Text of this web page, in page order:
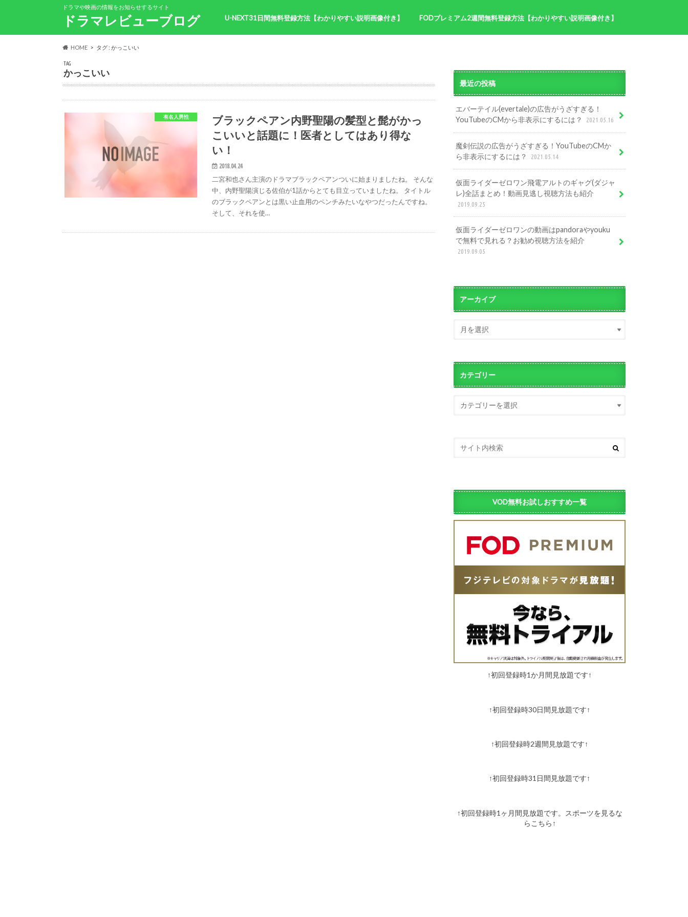
ドラマや映画の情報をお知らせするサイト
ドラマレビューブログ U-NEXT31日間無料登録方法【わかりやすい説明画像付き】 FODプレミアム2週間無料登録方法【わかりやすい説明画像付き】
NHK朝ドラ半分青い記事まとめ
サイトマップ
HOME タグ : かっこいい
TAG
かっこいい
有名人男性
ブラックペアン内野聖陽の髪型と髭がかっ
こいいと話題に！医者としてはあり得な
い！
2018.04.24
二宮和也さん主演のドラマブラックペアンついに始まりましたね。 そんな
中、内野聖陽演じる佐伯が1話からとても目立っていましたね。 タイトル
のブラックペアンとは黒い止血用のペンチみたいなやつだったんですね。
そして、それを使…
最近の投稿
エバーテイル(evertale)の広告がうざすぎる！
YouTubeのCMから非表示にするには？
2021.05.16
魔剣伝説の広告がうざすぎる！YouTubeのCMか
ら非表示にするには？
2021.05.14
仮面ライダーゼロワン飛電アルトのギャグ(ダジャ
レ)全話まとめ！動画見逃し視聴方法も紹介
2019.09.25
仮面ライダーゼロワンの動画はpandoraやyouku
で無料で見れる？お勧め視聴方法を紹介
2019.09.05
アーカイブ
カテゴリー
VOD無料お試しおすすめ一覧
↑初回登録時1か月間見放題です↑
↑初回登録時30日間見放題です↑
↑初回登録時2週間見放題です↑
↑初回登録時31日間見放題です↑
↑初回登録時1ヶ月間見放題です。スポーツを見るな
らこちら↑